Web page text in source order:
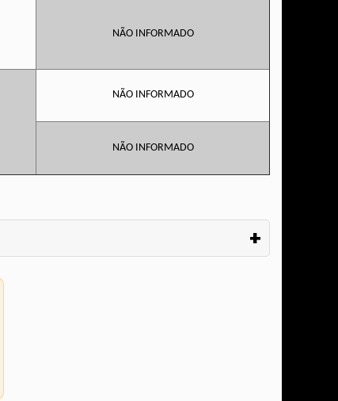
NÃO INFORMADO
NÃO INFORMADO
NÃO INFORMADO
+